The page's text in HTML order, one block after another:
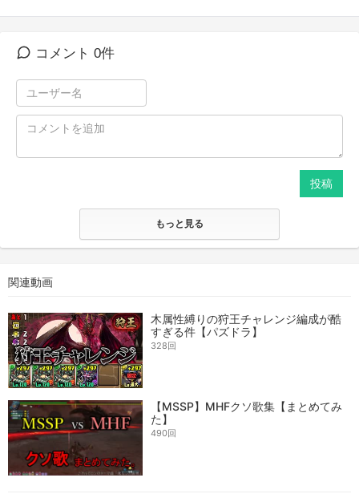
コメント 0件
投稿
もっと見る
関連動画
木属性縛りの狩王チャレンジ編成が酷
すぎる件【パズドラ】
328回
【MSSP】MHFクソ歌集【まとめてみ
た】
490回